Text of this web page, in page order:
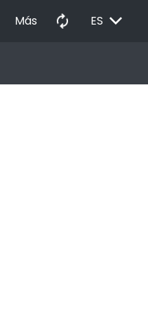
Más autorenew ES EXPAND_MORE